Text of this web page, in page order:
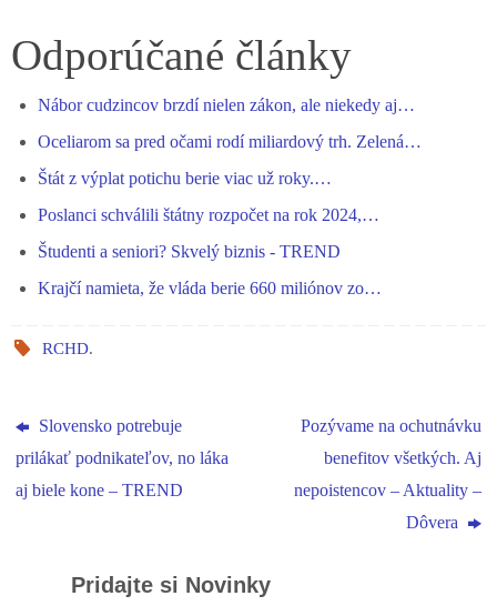
bo
ok
se
er
ts
pp
gr
m
ed
re
Odporúčané články
Nábor cudzincov brzdí nielen zákon, ale niekedy aj…
Oceliarom sa pred očami rodí miliardový trh. Zelená…
Štát z výplat potichu berie viac už roky.…
Poslanci schválili štátny rozpočet na rok 2024,…
Študenti a seniori? Skvelý biznis - TREND
Krajčí namieta, že vláda berie 660 miliónov zo…
RCHD.
Slovensko potrebuje
prilákať podnikateľov, no láka
aj biele kone – TREND
Pozývame na ochutnávku
benefitov všetkých. Aj
nepoistencov – Aktuality –
Dôvera
Pridajte si Novinky